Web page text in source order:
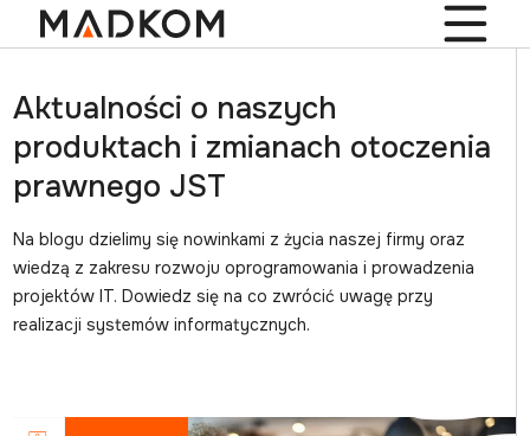
Aktualności o naszych
produktach i zmianach otoczenia
prawnego JST
Na blogu dzielimy się nowinkami z życia naszej firmy oraz
wiedzą z zakresu rozwoju oprogramowania i prowadzenia
projektów IT. Dowiedz się na co zwrócić uwagę przy
realizacji systemów informatycznych.